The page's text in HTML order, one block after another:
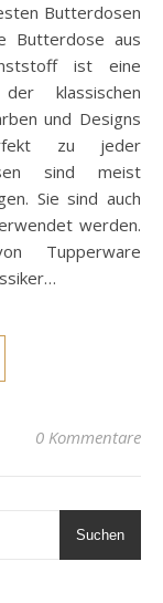
Butterdosen
Butterdose aus
ist eine
klassischen
und Designs
zu jeder
sind meist
Sie sind auch
werden.
Tupperware
0 Kommentare
Suchen